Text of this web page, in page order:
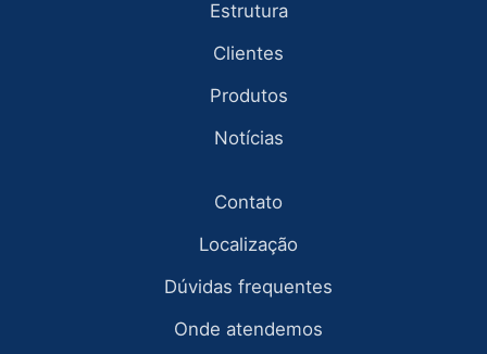
Estrutura
Clientes
Produtos
Notícias
Contato
Localização
Dúvidas frequentes
Onde atendemos